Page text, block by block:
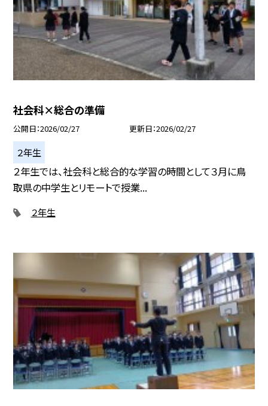
社会科×総合の準備
公開日 2026/02/27 更新日 2026/02/27
２年生
２年生では、社会科と総合的な学習の時間として３月に鳥
取県の中学生とリモートで授業...
２年生